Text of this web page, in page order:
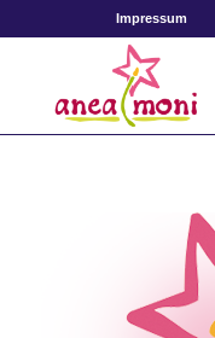
Impressum